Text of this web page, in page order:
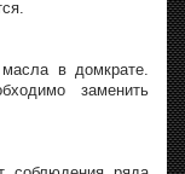
масла в домкрате.
заменить